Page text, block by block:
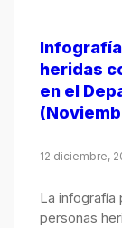
heridas
en el
12 diciembre,
La infografía
personas